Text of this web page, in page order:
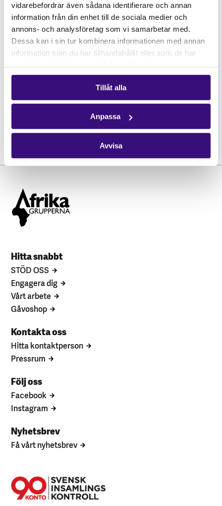
vidarebefordrar även sådana identifierare och annan
information från din enhet till de sociala medier och
annons- och analysföretag som vi samarbetar med.
Dessa kan i sin tur kombinera informationen med annan
information som du har tillhandahållit eller som de har
Tillåt alla
Anpassa
Avvisa
Om evenemanget
Datum: 13 DEC 2021
Plats:LNU H1311 and Zoom
Hitta snabbt
STÖD OSS
Engagera dig
Vårt arbete
Gåvoshop
Kontakta oss
Hitta kontaktperson
Pressrum
Följ oss
Facebook
Instagram
Nyhetsbrev
Få vårt nyhetsbrev